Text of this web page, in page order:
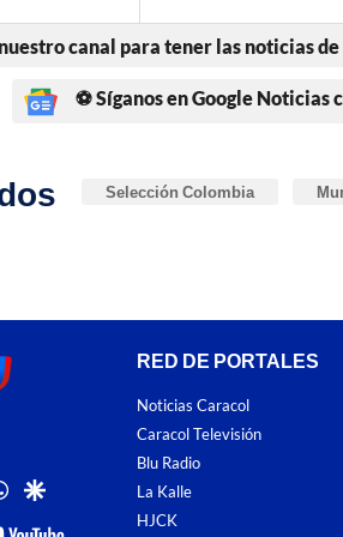
canal para tener las noticias
⚽ Síganos en Google
Selección Colombia
whatsapp
google
RED DE PORTALES
Noticias Caracol
Caracol Televisión
Blu Radio
La Kalle
HJCK